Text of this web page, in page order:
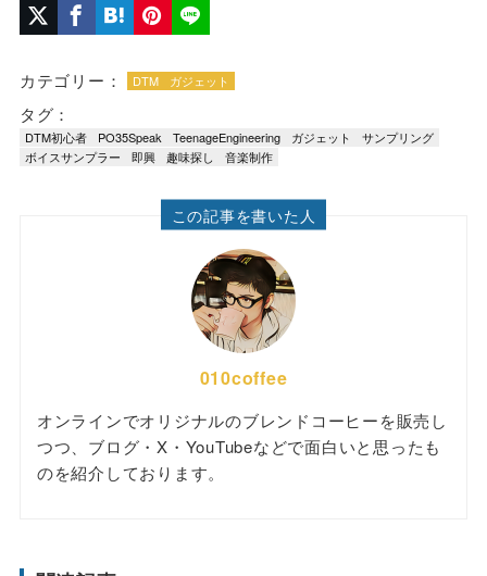
カテゴリー： DTM ガジェット
タグ：
DTM初心者 PO35Speak TeenageEngineering ガジェット
サンプリング
ボイスサンプラー
即興 趣味探し 音楽制作
この記事を書いた人
010coffee
オンラインでオリジナルのブレンドコーヒーを販売し
つつ、ブログ・X・YouTubeなどで面白いと思ったも
のを紹介しております。